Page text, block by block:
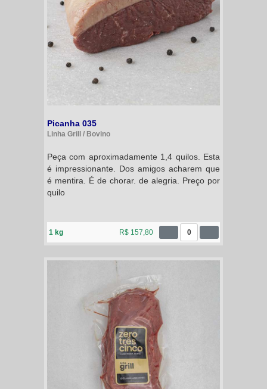
Picanha 035
Linha Grill / Bovino
Peça com aproximadamente 1,4 quilos. Esta
é impressionante. Dos amigos acharem que
é mentira. É de chorar. de alegria. Preço por
quilo
1 kg R$ 157,80 0